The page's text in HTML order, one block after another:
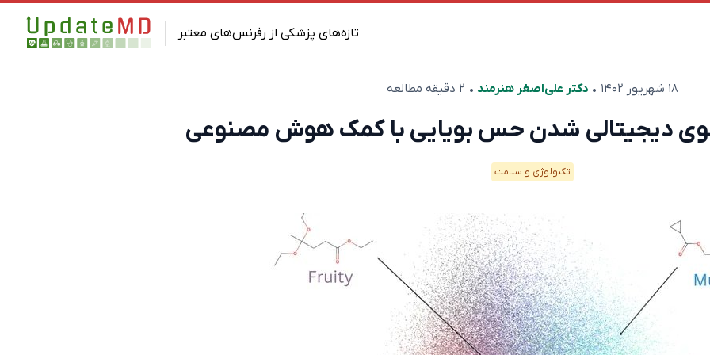
تازه‌های پزشکی از رفرنس‌های معتبر
۱۸ شهریور ۱۴۰۲ • دکتر علی‌اصغر هنرمند • ۲ دقیقه مطالعه
دیجیتالی شدن حس بویایی با کمک هوش مصنوعی
تکنولوژی و سلامت